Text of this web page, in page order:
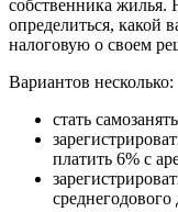
собственника жилья.
определиться, какой
налоговую о своем
Вариантов несколько:
стать
платить 6% с
среднегодового